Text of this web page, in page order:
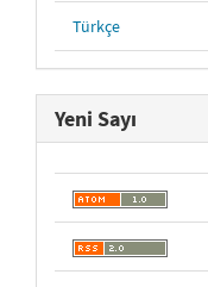
Türkçe
Yeni Sayı